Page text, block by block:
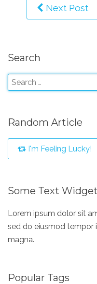
Next Post
Search
Random Article
I'm Feeling Lucky!
Some Text Widget
Lorem ipsum dolor sit
sed do eiusmod tempor
magna.
Popular Tags